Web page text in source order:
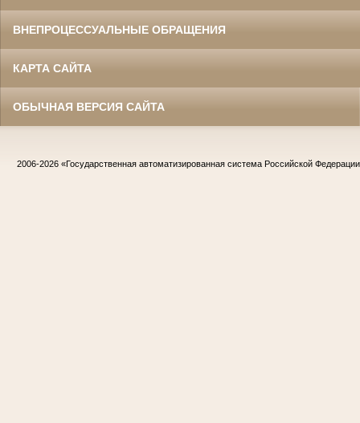
ВНЕПРОЦЕССУАЛЬНЫЕ ОБРАЩЕНИЯ
КАРТА САЙТА
ОБЫЧНАЯ ВЕРСИЯ САЙТА
2006-2026 «Государственная автоматизированная система Российской